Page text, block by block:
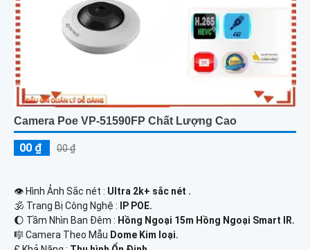
Camera Poe VP-51590FP Chất Lượng Cao
00 ₫ 00 ₫
👁 Hình Ảnh Sắc nét : Ultra 2k+ sắc nét .
🕉️ Trang Bị Công Nghệ :
IP POE.
🌔 Tầm Nhìn Ban Đêm : Hồng Ngoại 15m Hồng Ngoại Smart IR.
🎼️ Camera Theo Mẫu Dome Kim loại.